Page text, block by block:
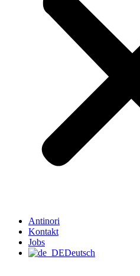
Antinori
Kontakt
Jobs
Deutsch